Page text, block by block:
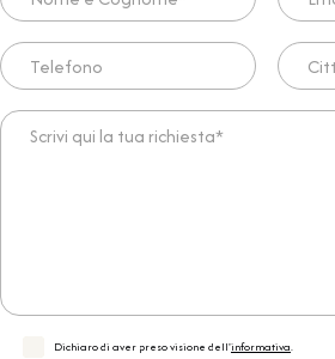
Telefono Città
Scrivi qui la tua richiesta*
Dichiaro di aver preso visione dell'informativa.